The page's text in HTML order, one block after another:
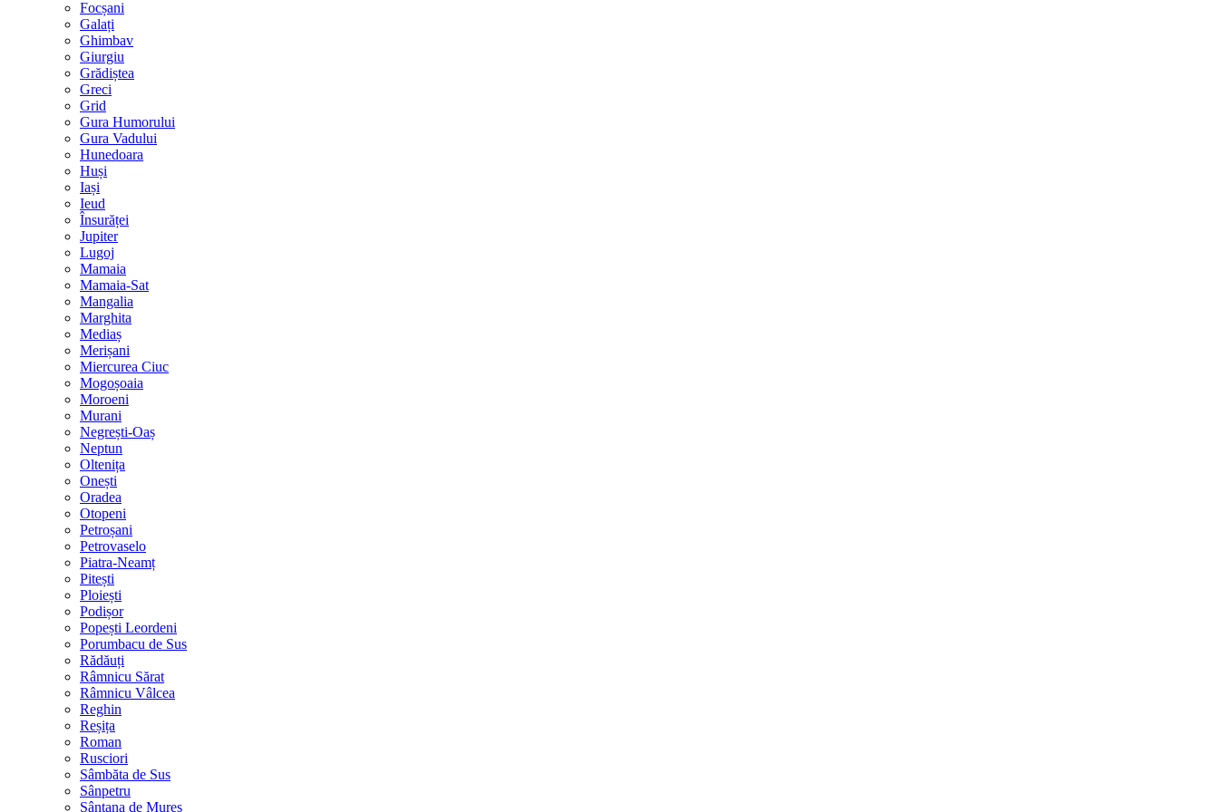
Focșani
Galați
Ghimbav
Giurgiu
Grădiștea
Greci
Grid
Gura Humorului
Gura Vadului
Hunedoara
Huși
Iași
Ieud
Însurăței
Jupiter
Lugoj
Mamaia
Mamaia-Sat
Mangalia
Marghita
Mediaș
Merișani
Miercurea Ciuc
Mogoșoaia
Moroeni
Murani
Negrești-Oaș
Neptun
Oltenița
Onești
Oradea
Otopeni
Petroșani
Petrovaselo
Piatra-Neamț
Pitești
Ploiești
Podișor
Popești Leordeni
Porumbacu de Sus
Rădăuți
Râmnicu Sărat
Râmnicu Vâlcea
Reghin
Reșița
Roman
Rusciori
Sâmbăta de Sus
Sânpetru
Sântana de Mureș